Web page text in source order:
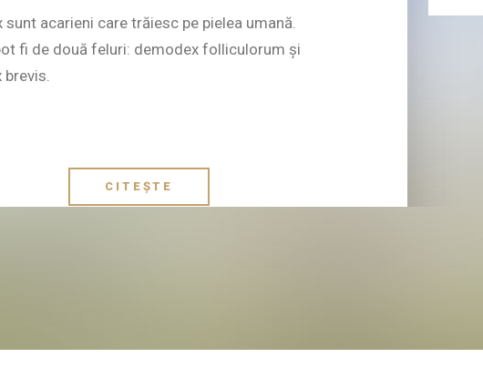
sunt acarieni care trăiesc pe pielea umană.
fi de două feluri: demodex folliculorum și
brevis.
CITEȘTE